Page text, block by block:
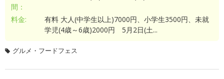
間：
料金:
有料 大人(中学生以上)7000円、小学生3500円、未就
学児(4歳～6歳)2000円 5月2日(土...
グルメ・フードフェス